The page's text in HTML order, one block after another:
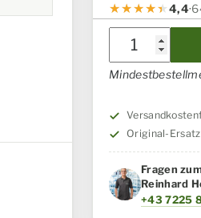
4,4·
Case
IH
Steyr
Menge
Original-
Fragen
Reinhard
+43 7225